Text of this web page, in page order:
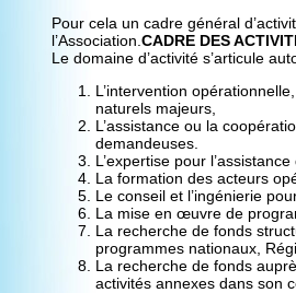
Pour cela un cadre général
l’Association. CADRE DES
Le domaine d’activité s’articule
L’intervention
naturels majeurs,
L’assistance ou la
demandeuses.
L’expertise pour
La formation des acteurs
Le conseil et l’ingénierie
La mise en œuvre de
La recherche de fonds
programmes nationaux,
La recherche de fonds
activités annexes dans son